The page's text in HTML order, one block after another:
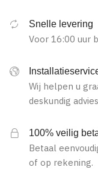
Snelle levering
Voor 16:00 uur
Wij helpen u
deskundig
100% veilig
Betaal
of op rekening.